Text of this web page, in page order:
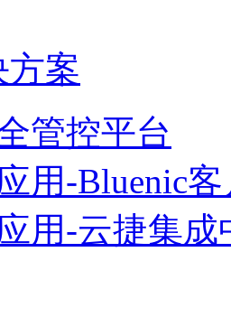
方案
管控平台
用-Bluenic
用-云捷集成